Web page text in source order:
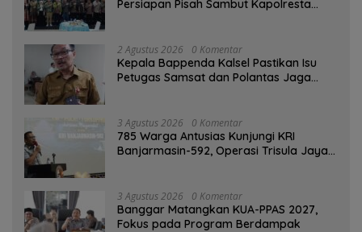
Persiapan Pisah Sambut Kapolresta
2 Agustus 2026 0 Komentar
Kepala Bappenda Kalsel Pastikan Isu
Petugas Samsat dan Polantas Jaga
3 Agustus 2026 0 Komentar
785 Warga Antusias Kunjungi KRI
Banjarmasin-592, Operasi Trisula Jaya
3 Agustus 2026 0 Komentar
‎Banggar Matangkan KUA-PPAS 2027,
Fokus pada Program Berdampak